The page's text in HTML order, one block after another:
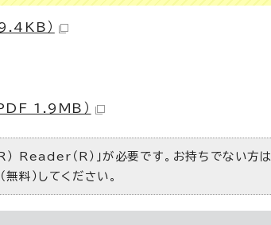
）
PDF 1.9MB）
Reader（R）」が必要です。お持ちでない方は
料）してください。